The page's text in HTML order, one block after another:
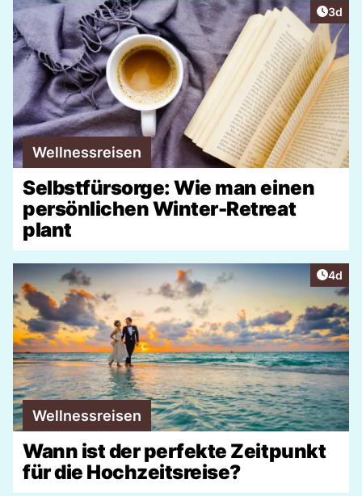
3d
Wellnessreisen
Selbstfürsorge: Wie man einen
persönlichen Winter-Retreat
plant
4d
Wellnessreisen
Wann ist der perfekte Zeitpunkt
für die Hochzeitsreise?